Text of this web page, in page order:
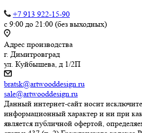
+7 913 922-15-90
с 9:00 до 21:00 (без выходных)
Адрес производства
г. Димитровград
ул. Куйбышева, д 1/2П
bratsk@artwooddesign.ru
sale@artwooddesign.ru
Данный интернет-сайт носит
информационный характер и ни при
является публичной офертой,